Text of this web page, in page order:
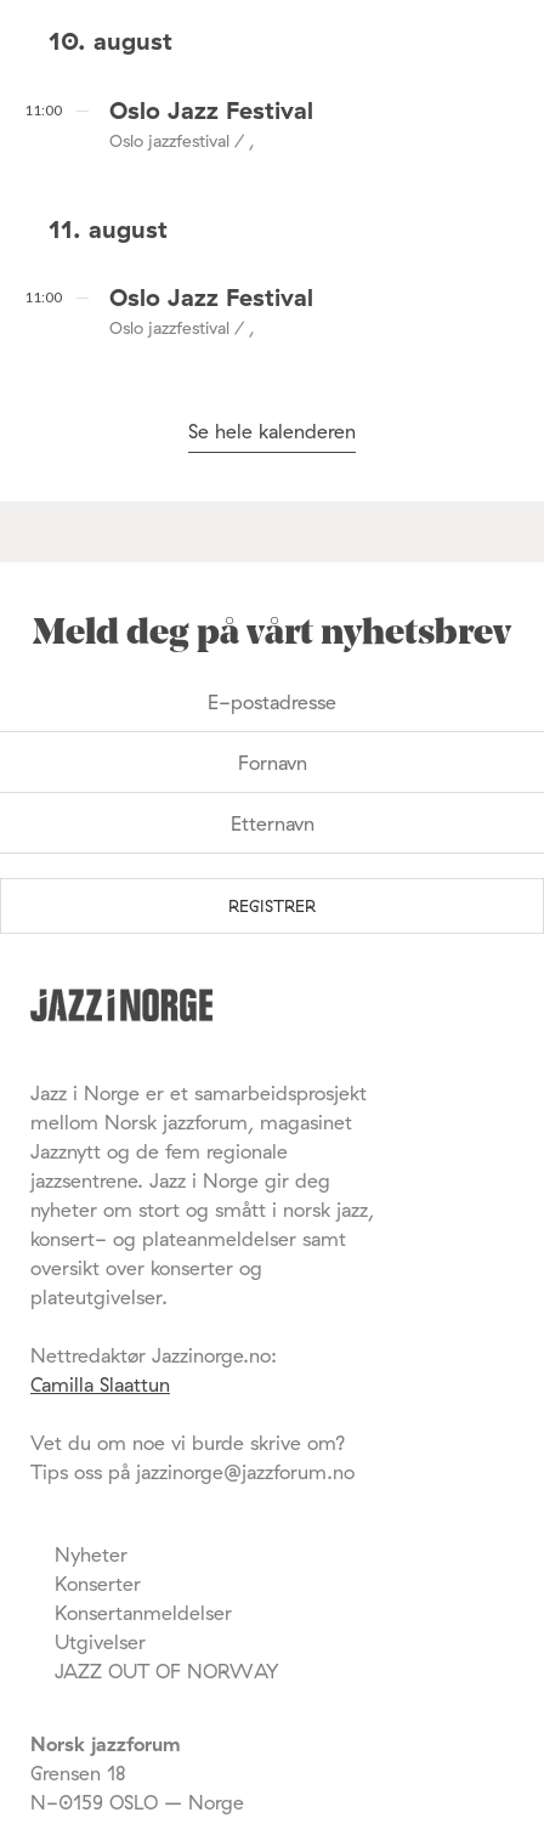
10. august
11:00 Oslo Jazz Festival
Oslo jazzfestival / ,
11. august
11:00 Oslo Jazz Festival
Oslo jazzfestival / ,
Se hele kalenderen
Meld deg på vårt nyhetsbrev
Jazz i Norge er et samarbeidsprosjekt
mellom Norsk jazzforum, magasinet
Jazznytt og de fem regionale
jazzsentrene. Jazz i Norge gir deg
nyheter om stort og smått i norsk jazz,
konsert- og plateanmeldelser samt
oversikt over konserter og
plateutgivelser.
Nettredaktør Jazzinorge.no:
Camilla Slaattun
Vet du om noe vi burde skrive om?
Tips oss på jazzinorge@jazzforum.no
Nyheter
Konserter
Konsertanmeldelser
Utgivelser
JAZZ OUT OF NORWAY
Norsk jazzforum
Grensen 18
N-0159 OSLO – Norge